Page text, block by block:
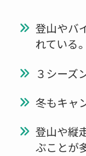
登山やバ
れている。
３シーズ
冬もキャ
登山や縦
ぶことが